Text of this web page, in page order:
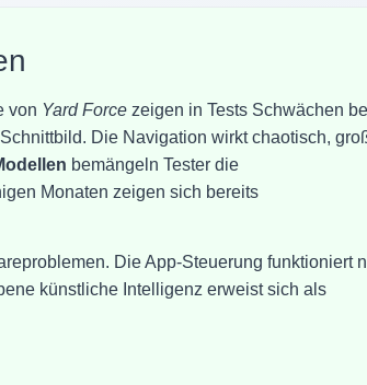
von Yard Force zeigen in Tests Schwächen
Die Navigation wirkt chaotisch,
bemängeln Tester die
Monaten zeigen sich bereits
Die App-Steuerung funktioniert
künstliche Intelligenz erweist sich als